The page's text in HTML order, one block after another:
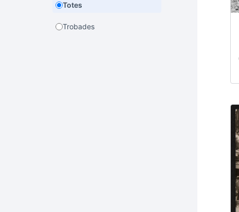
Totes
Trobades